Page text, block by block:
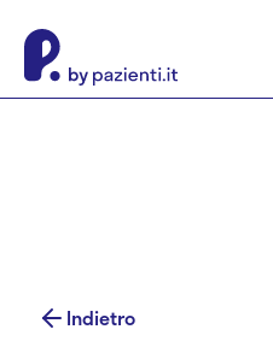
Indietro